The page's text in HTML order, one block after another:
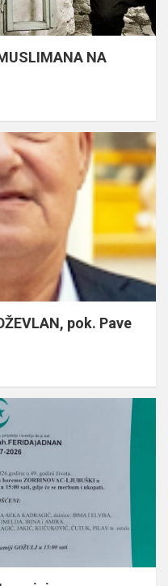
NA
pok. Pave